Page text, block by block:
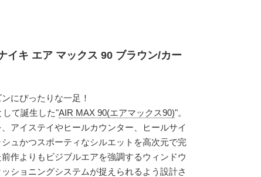
イキ エア マックス 90 ブラウン/カー
にぴったりな一足！
して誕生した"AIR MAX 90(エアマックス90)"。
アイステイやヒールカウンター、ヒールサイ
ュかつスポーティなシルエットを高次元で完
作よりもビジブルエアを強調するウィンドウ
ショニングシステムが捉えられるよう設計さ